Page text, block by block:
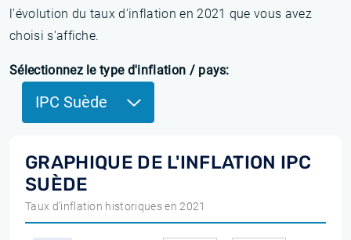
l'évolution du taux d'inflation en 2021 que vous avez
choisi s'affiche.
Sélectionnez le type d'inflation / pays:
IPC Suède
GRAPHIQUE DE L'INFLATION IPC
SUÈDE
Taux d'inflation historiques en 2021